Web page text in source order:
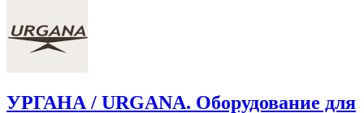
УРГАНА / URGANA. Оборудование для